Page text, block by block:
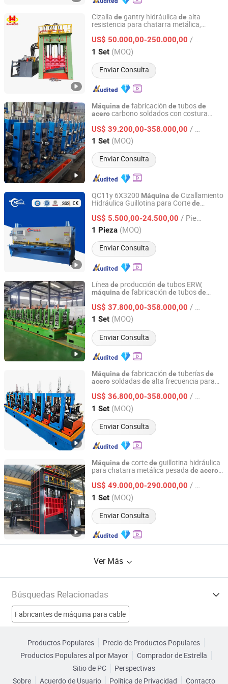
Cizalla de gantry hidráulica de alta
resistencia para chatarra metálica,
US$ 50.000,00-250.000,00 / Set
1 Set (MOQ)
Enviar Consulta
Jiangsu Huanhong Hydraulic Co., Ltd.
Jiangsu, China Desde 2024
Máquina de fabricación de tubosde
acerocarbono soldados con costura
detubos rectangulares, líneade
laminaciónde
tubos ERW
US$ 39.200,00-358.000,00 / Set
1 Set (MOQ)
Enviar Consulta
Hebei Tengtian Welded Pipe Equipment Manufacturing
Co., Ltd.
Hebei, China
QC11y 6X3200 Máquina de Cizallamiento
Hidráulica Guillotina para Cortede
Inoxidable y Aluminio,MáquinaCNC
Corte
US$ 5.500,00-24.500,00 / Pieza
1 Pieza (MOQ)
Enviar Consulta
Anhui Huaxia Machine Manufacturing Co., Ltd.
Anhui, China Desde 2013
Línea de producción de tubos ERW,
máquina de fabricación de tubosde
US$ 37.800,00-358.000,00 / Set
1 Set (MOQ)
Enviar Consulta
Hebei Tengtian Welded Pipe Equipment Manufacturing
Co., Ltd.
Hebei, China Desde 2025
Máquina de fabricación de tuberíasde
acerosoldadasde alta frecuencia para
US$ 36.800,00-358.000,00 / Set
1 Set (MOQ)
Enviar Consulta
Hebei Tengtian Welded Pipe Equipment Manufacturing
Co., Ltd.
Hebei, China Desde 2025
Máquina de cortede guillotina hidráulica
para chatarra metálica pesada de acero
US$ 49.000,00-290.000,00 / Set
1 Set (MOQ)
Enviar Consulta
Jiangyin Dinghua Environmental Protection Technology
Co., Ltd.
Jiangsu, China Desde 2020
Ver Más
Búsquedas Relacionadas
Fabricantes de máquina para cable
Fabricantes de máquina router CNC
Productos Populares
Precio de Productos Populares
Productos Populares al por Mayor
Comprador de Estrella
Sitio de PC
Perspectivas
Sobre
Acuerdo de Usuario Política de Privacidad Contacto